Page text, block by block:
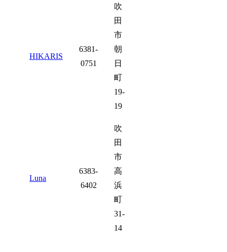
HIKARIS
6381-
0751
吹
田
市
朝
日
町
19-
19
Luna
6383-
6402
吹
田
市
高
浜
町
31-
14